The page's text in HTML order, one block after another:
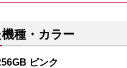
種・カラー
ピンク